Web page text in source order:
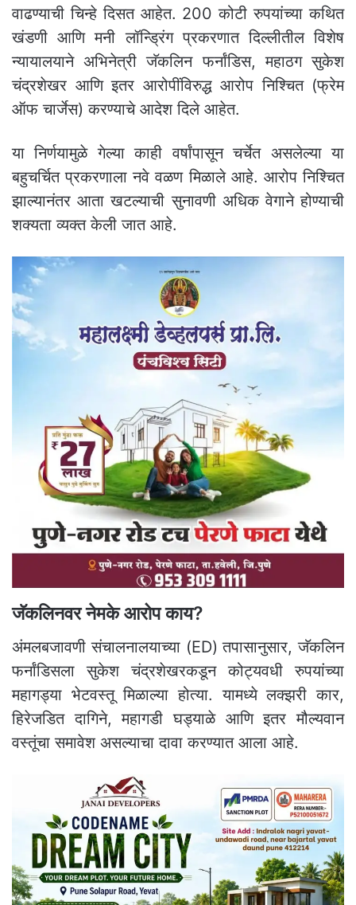
वाढण्याची चिन्हे दिसत आहेत. 200 कोटी रुपयांच्या कथित
खंडणी आणि मनी लॉन्ड्रिंग प्रकरणात दिल्लीतील विशेष
न्यायालयाने अभिनेत्री जॅकलिन फर्नांडिस, महाठग सुकेश
चंद्रशेखर आणि इतर आरोपींविरुद्ध आरोप निश्चित (फ्रेम
ऑफ चार्जेस) करण्याचे आदेश दिले आहेत.
या निर्णयामुळे गेल्या काही वर्षांपासून चर्चेत असलेल्या या
बहुचर्चित प्रकरणाला नवे वळण मिळाले आहे. आरोप निश्चित
झाल्यानंतर आता खटल्याची सुनावणी अधिक वेगाने होण्याची
शक्यता व्यक्त केली जात आहे.
जॅकलिनवर नेमके आरोप काय?
अंमलबजावणी संचालनालयाच्या (ED) तपासानुसार, जॅकलिन
फर्नांडिसला सुकेश चंद्रशेखरकडून कोट्यवधी रुपयांच्या
महागड्या भेटवस्तू मिळाल्या होत्या. यामध्ये लक्झरी कार,
हिरेजडित दागिने, महागडी घड्याळे आणि इतर मौल्यवान
वस्तूंचा समावेश असल्याचा दावा करण्यात आला आहे.